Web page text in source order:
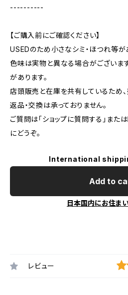
----------
【ご購入前にご確認ください】
USEDのため小さなシミ・ほつれ等が
色味は実物と異なる場合がございま
があります。
店頭販売と在庫を共有しているため
返品・交換は承っておりません。
ご質問は「ショップに質問する」ま
にどうぞ。
International
Add to
日本国内にお住ま
レビュー